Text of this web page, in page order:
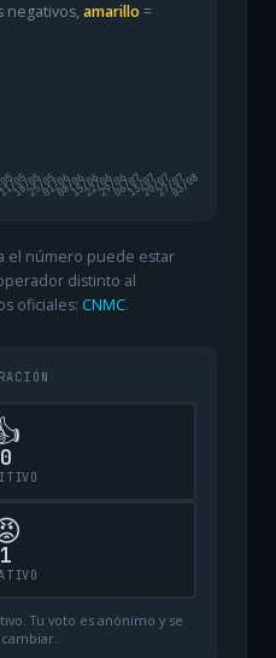
negativos, amarillo =
05
18/0525/0501/0608/0615/0622/0629/0606/0713/0720/0727/07
03/08
el número puede estar
distinto al
oficiales: CNMC.
0
1
Tu voto es anónimo y se